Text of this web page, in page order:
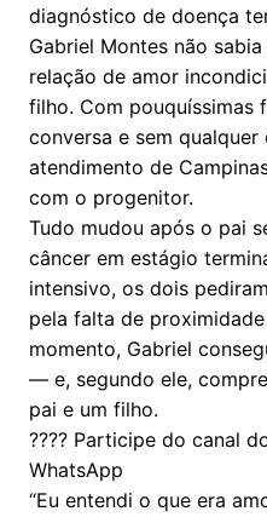
diagnóstico de doença
Gabriel Montes não
relação de amor
filho. Com pouquíssimas
conversa e sem
atendimento de
com o progenitor.
Tudo mudou após o pai
câncer em estágio
intensivo, os dois
pela falta de
momento, Gabriel
— e, segundo ele,
pai e um filho.
???? Participe do canal
WhatsApp
“Eu entendi o que era